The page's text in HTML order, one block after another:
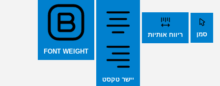
סמן ריווח אותיות
יישר טקסט
FONT WEIGHT